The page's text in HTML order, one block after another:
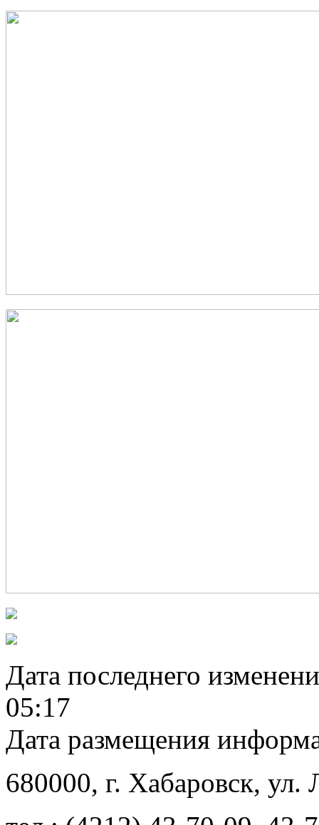
Дата последнего
05:17
Дата размещения
680000, г. Хабаровск, ул.